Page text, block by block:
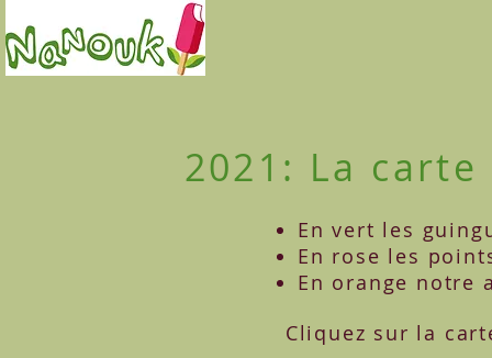
2021: La
En vert les
En rose les
En orange notre
Cliquez sur la